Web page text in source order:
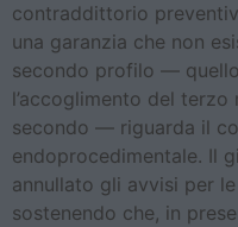
contraddittorio
una garanzia che non
secondo profilo —
l’accoglimento del terzo
secondo — riguarda il
endoprocedimentale. Il
annullato gli avvisi per
sostenendo che, in